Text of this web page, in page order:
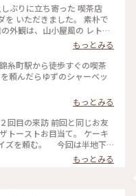
ぶりに立ち寄った 喫茶店
を いただきました。 素朴で
外観は、山小屋風の レトロ
懐かしい♡ (この赤電話、
なところは不明です) 店内
雰囲気、一人でまったりす
業したのは、約70年前なの
た 数々のメニューは、今も
ーダも、その中のひとつで
るようになった カラフルな
から 始まったのだとか。 何
コーヒーをいただくつもり
冷たい飲み物で 季節外れの
ソーダは、飲み納めかなぁ…
わって いただきました。 #カ
もっとみる
糸町駅から徒歩すぐの喫茶
頼んだらゆずのシャーベッ
もっとみる
回目の来訪 前回と同じお友
トーストお目当て。 ケーキ
ズを頼む。 今回は半地下
舗有名店だけあって、平日な
してました。 お口なおしに
もっとみる